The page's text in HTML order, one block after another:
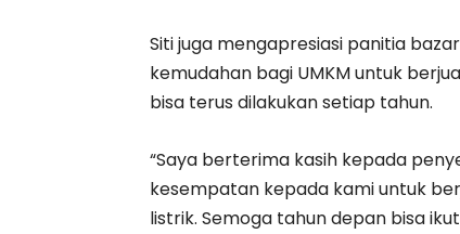
Siti juga mengapresiasi panitia
kemudahan bagi UMKM untuk
bisa terus dilakukan setiap tahun.
“Saya berterima kasih kepada
kesempatan kepada kami untuk
listrik. Semoga tahun depan bisa ikut